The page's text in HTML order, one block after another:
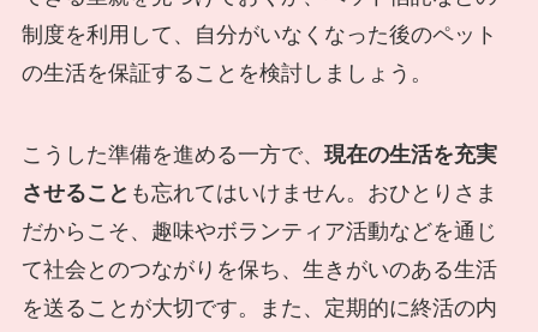
制度を利用して、自分がいなくなった後のペット
の生活を保証することを検討しましょう。
こうした準備を進める一方で、 現在の生活を充実
させること も忘れてはいけません。おひとりさま
だからこそ、趣味やボランティア活動などを通じ
て社会とのつながりを保ち、生きがいのある生活
を送ることが大切です。また、定期的に終活の内